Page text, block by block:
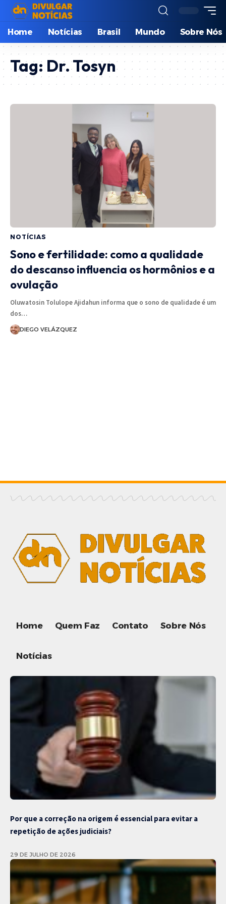
Home Notícias Brasil Mundo Sobre Nós
Tag: Dr. Tosyn
NOTÍCIAS
Sono e fertilidade: como a qualidade
do descanso influencia os hormônios e a
ovulação
Oluwatosin Tolulope Ajidahun informa que o sono de qualidade é um
dos…
DIEGO VELÁZQUEZ
Home Quem Faz Contato Sobre Nós
Notícias
Por que a correção na origem é essencial para evitar a
repetição de ações judiciais?
29 DE JULHO DE 2026